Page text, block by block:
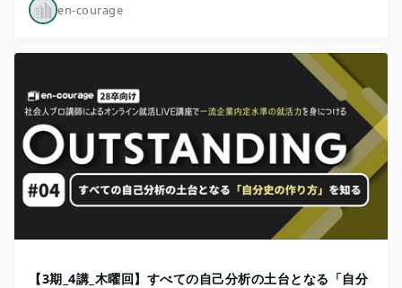
en-courage
【3期_4講_木曜回】すべての自己分析の土台となる「自分